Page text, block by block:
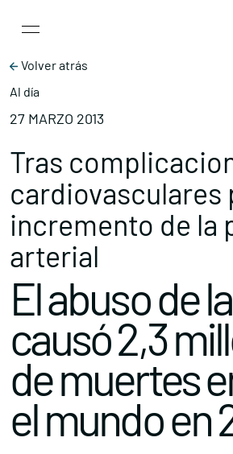
Main
Volver atrás
Al día
27 MARZO 2013
Tras
cardiovasculares
incremento de la
arterial
El abuso de
causó 2,3
de muertes
el mundo en